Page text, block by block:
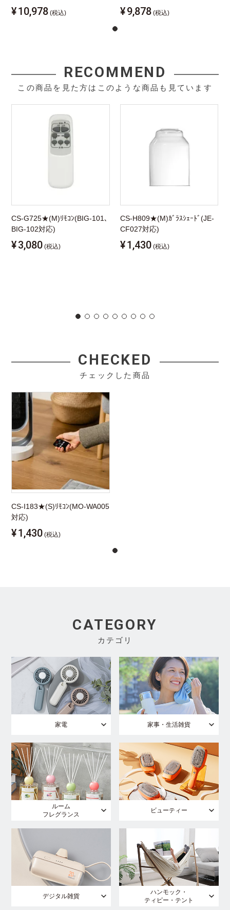
¥10,978 (税込) ¥9,878 (税込)
RECOMMEND
この商品を見た方はこのような商品も見ています
CS-G725★(M)ﾘﾓｺﾝ(BIG-101､
BIG-102対応)
¥3,080 (税込)
CS-H809★(M)ｶﾞﾗｽｼｪｰﾄﾞ(JE-
CF027対応)
¥1,430 (税込)
CHECKED
チェックした商品
CS-I183★(S)ﾘﾓｺﾝ(MO-WA005
対応)
¥1,430 (税込)
CATEGORY
カテゴリ
家電 家事・生活雑貨
ルーム
フレグランス
ビューティー
デジタル雑貨
ハンモック・
ティピー・テント